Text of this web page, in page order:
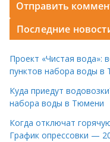
Последние
Проект «Чистая вода»:
пунктов набора воды в
Куда приедут
набора воды в Тюмени
Когда отключат
График опрессовки —